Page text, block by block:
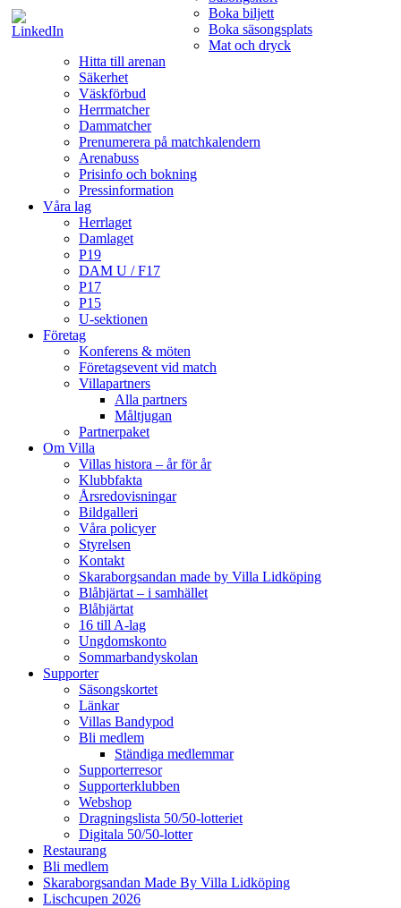
Boka biljett
Boka säsongsplats
Mat och dryck
Hitta till arenan
Säkerhet
Väskförbud
Herrmatcher
Dammatcher
Prenumerera på matchkalendern
Arenabuss
Prisinfo och bokning
Pressinformation
Våra lag
Herrlaget
Damlaget
P19
DAM U / F17
P17
P15
U-sektionen
Företag
Konferens & möten
Företagsevent vid match
Villapartners
Alla partners
Måltjugan
Partnerpaket
Om Villa
Villas histora – år för år
Klubbfakta
Årsredovisningar
Bildgalleri
Våra policyer
Styrelsen
Kontakt
Skaraborgsandan made by Villa Lidköping
Blåhjärtat – i samhället
Blåhjärtat
16 till A-lag
Ungdomskonto
Sommarbandyskolan
Supporter
Säsongskortet
Länkar
Villas Bandypod
Bli medlem
Ständiga medlemmar
Supporterresor
Supporterklubben
Webshop
Dragningslista 50/50-lotteriet
Digitala 50/50-lotter
Restaurang
Bli medlem
Skaraborgsandan Made By Villa Lidköping
Lischcupen 2026